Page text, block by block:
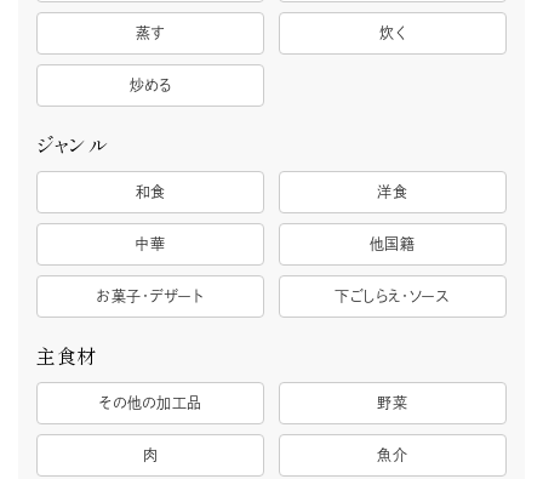
蒸す 炊く
炒める
ジャンル
和食 洋食
中華 他国籍
お菓子・デザート 下ごしらえ・ソース
主食材
その他の加工品 野菜
肉 魚介